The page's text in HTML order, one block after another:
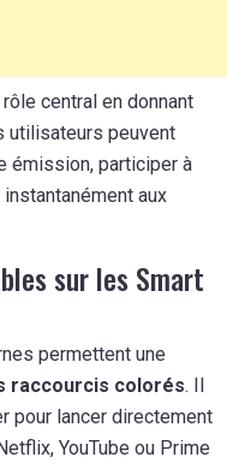
central en donnant
utilisateurs peuvent
émission, participer à
aux
sur les Smart
permettent une
raccourcis colorés. Il
pour lancer directement
YouTube ou Prime